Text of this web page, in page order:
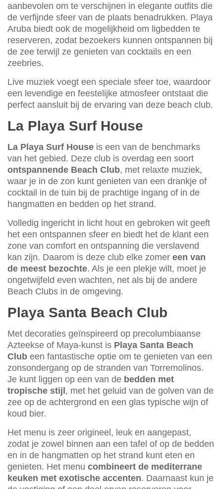
aanbevolen om te verschijnen in elegante outfits die
de verfijnde sfeer van de plaats benadrukken. Playa
Aruba biedt ook de mogelijkheid om ligbedden te
reserveren, zodat bezoekers kunnen ontspannen bij
de zee terwijl ze genieten van cocktails en een
zeebries.
Live muziek voegt een speciale sfeer toe, waardoor
een levendige en feestelijke atmosfeer ontstaat die
perfect aansluit bij de ervaring van deze beach club.
La Playa Surf House
La Playa Surf House is een van de benchmarks
van het gebied. Deze club is overdag een soort
ontspannende Beach Club, met relaxte muziek,
waar je in de zon kunt genieten van een drankje of
cocktail in de tuin bij de prachtige ingang of in de
hangmatten en bedden op het strand.
Volledig ingericht in licht hout en gebroken wit geeft
het een ontspannen sfeer en biedt het de klant een
zone van comfort en ontspanning die verslavend
kan zijn. Daarom is deze club elke zomer een van
de meest bezochte. Als je een plekje wilt, moet je
ongetwijfeld even wachten, net als bij de andere
Beach Clubs in de omgeving.
Playa Santa Beach Club
Met decoraties geïnspireerd op precolumbiaanse
Azteekse of Maya-kunst is Playa Santa Beach
Club een fantastische optie om te genieten van een
zonsondergang op de stranden van Torremolinos.
Je kunt liggen op een van de bedden met
tropische stijl, met het geluid van de golven van de
zee op de achtergrond en een glas typische wijn of
koud bier.
Het menu is zeer origineel, leuk en aangepast,
zodat je zowel binnen aan een tafel of op de bedden
en in de hangmatten op het strand kunt eten en
genieten. Het menu combineert de mediterrane
keuken met exotische accenten. Daarnaast kun je